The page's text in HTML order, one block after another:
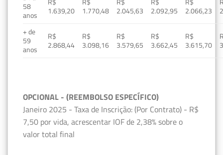
58
anos
1.639,20
1.770,48
2.045,63
2.092,95
2.066,23
+ de
59
anos
R$
2.868,44
R$
3.098,16
R$
3.579,65
R$
3.662,45
R$
3.615,70
OPCIONAL - (REEMBOLSO ESPECÍFICO)
Janeiro 2025 - Taxa de Inscrição: (Por Contrato) - R$
7,50 por vida, acrescentar IOF de 2,38% sobre o
valor total final